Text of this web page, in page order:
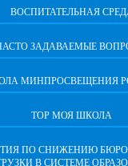
ВОСПИТАТЕЛЬНАЯ
ЗАДАВАЕМЫЕ
МИНПРОСВЕЩЕНИЯ
ТОР МОЯ ШКОЛА
ПО СНИЖЕНИЮ
В СИСТЕМЕ